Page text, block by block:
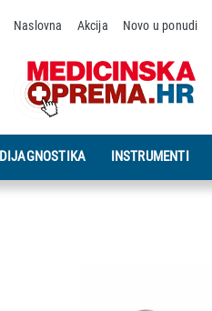
Naslovna Akcija Novo u ponudi
INSTRUMENTI